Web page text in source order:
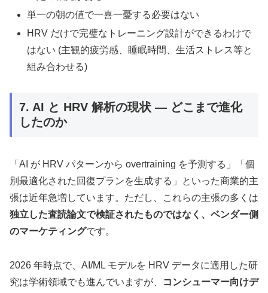
単一の朝の値で一喜一憂する必要はない
HRV だけで完璧なトレーニング設計ができるわけで
はない (主観的疲労感、睡眠時間、生活ストレス等と
組み合わせる)
7. AI と HRV 解析の現状 — どこまで進化
したのか
「AI が HRV パターンから overtraining を予測する」「個
別最適化された回復プランを生成する」といった商業的主
張は近年急増しています。ただし、これらの主張の多くは
独立した査読論文で検証されたものではなく、ベンダー側
のマーケティングです。
2026 年時点で、AI/ML モデルを HRV データに適用した研
究は学術領域でも進んでいますが、
コンシューマー向けデ